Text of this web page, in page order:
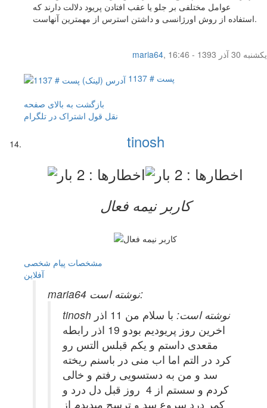
عوامل مختلفی بر جلو یا عقب افتادن پریود دلالت دارند که
استفاده از روش اورژانسی و داشتن استرس از مهمترین آنهاست.
maria64,
یکشنبه 30 آذر 1393 - 16:46
پست # 1137
بازگشت به بالای صفحه
نقل قول اشتراک در تلگرام
tinosh
کاربر نيمه فعال
مشخصات پیام شخصی
آفلاين
maria64 نوشته است:
tinosh نوشته است:
با سلام من 11 اذر
اخرین روز پریودیم بودو 19 اذر رابطه
مقعدی داستم و یکم قبلس التس رو
کرد در التم اما اب منی در باسنم ریخته
سد و من به دستسویی رفتم و خالی
کردم و سستم از 4 روز قبل دل درد و
کمر درد سروع سد و ترسح میدیدم از